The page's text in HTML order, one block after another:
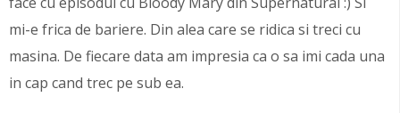
mi-e frica de bariere. Din alea care se ridica si treci cu
masina. De fiecare data am impresia ca o sa imi cada una
in cap cand trec pe sub ea.